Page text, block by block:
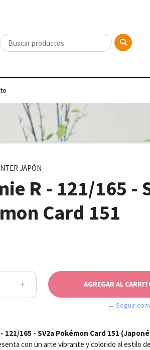
JAPÓN
R - 121/165 -
Card 151
+
← Seguir
121/165 - SV2a Pokémon Card 151
con un arte vibrante y colorido al estilo